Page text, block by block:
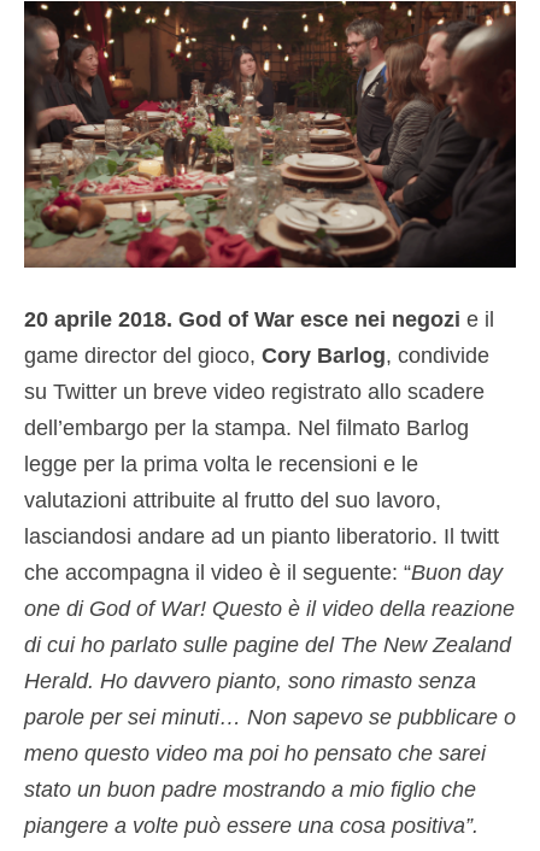
20 aprile 2018. God of War esce nei negozi e il
game director del gioco, Cory Barlog, condivide
su Twitter un breve video registrato allo scadere
dell’embargo per la stampa. Nel filmato Barlog
legge per la prima volta le recensioni e le
valutazioni attribuite al frutto del suo lavoro,
lasciandosi andare ad un pianto liberatorio. Il twitt
che accompagna il video è il seguente: “Buon day
one di God of War! Questo è il video della reazione
di cui ho parlato sulle pagine del The New Zealand
Herald. Ho davvero pianto, sono rimasto senza
parole per sei minuti… Non sapevo se pubblicare o
meno questo video ma poi ho pensato che sarei
stato un buon padre mostrando a mio figlio che
piangere a volte può essere una cosa positiva”.